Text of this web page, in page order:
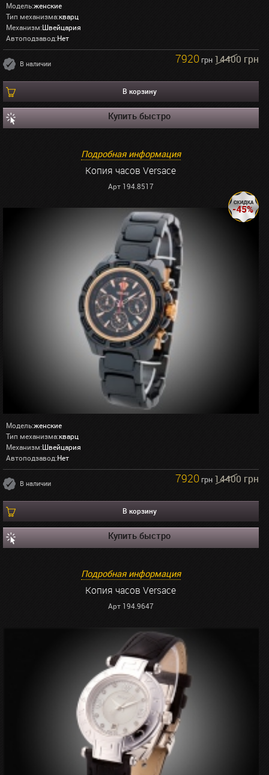
Модель:женские
Тип механизма:кварц
Механизм:Швейцария
Автоподзавод:Нет
В наличии 7920грн 14400 грн
В корзину
Купить быстро
Подробная информация
Копия часов Versace
Арт 194.8517
Модель:женские
Тип механизма:кварц
Механизм:Швейцария
Автоподзавод:Нет
В наличии 7920грн 14400 грн
В корзину
Купить быстро
Подробная информация
Копия часов Versace
Арт 194.9647